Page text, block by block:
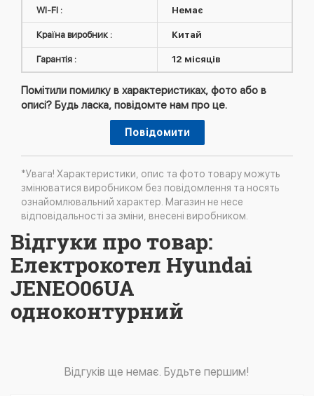
WI-FI : Немає
Країна виробник : Китай
Гарантія : 12 місяців
Помітили помилку в характеристиках, фото або в
описі? Будь ласка, повідомте нам про це.
Повідомити
*Увага! Характеристики, опис та фото товару можуть
змінюватися виробником без повідомлення та носять
ознайомлювальний характер. Магазин не несе
відповідальності за зміни, внесені виробником.
Відгуки про товар:
Електрокотел Hyundai
JENEO06UA
одноконтурний
Відгуків ще немає. Будьте першим!